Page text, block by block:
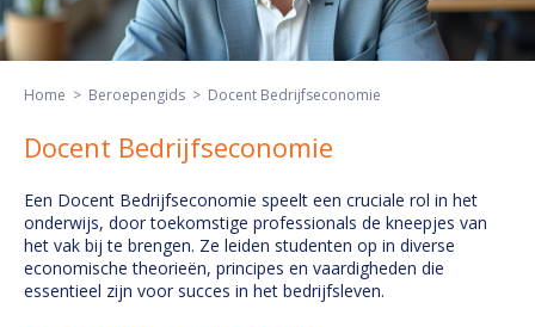
Home > Beroepengids > Docent Bedrijfseconomie
Docent Bedrijfseconomie
Een Docent Bedrijfseconomie speelt een cruciale rol in het
onderwijs, door toekomstige professionals de kneepjes van
het vak bij te brengen. Ze leiden studenten op in diverse
economische theorieën, principes en vaardigheden die
essentieel zijn voor succes in het bedrijfsleven.